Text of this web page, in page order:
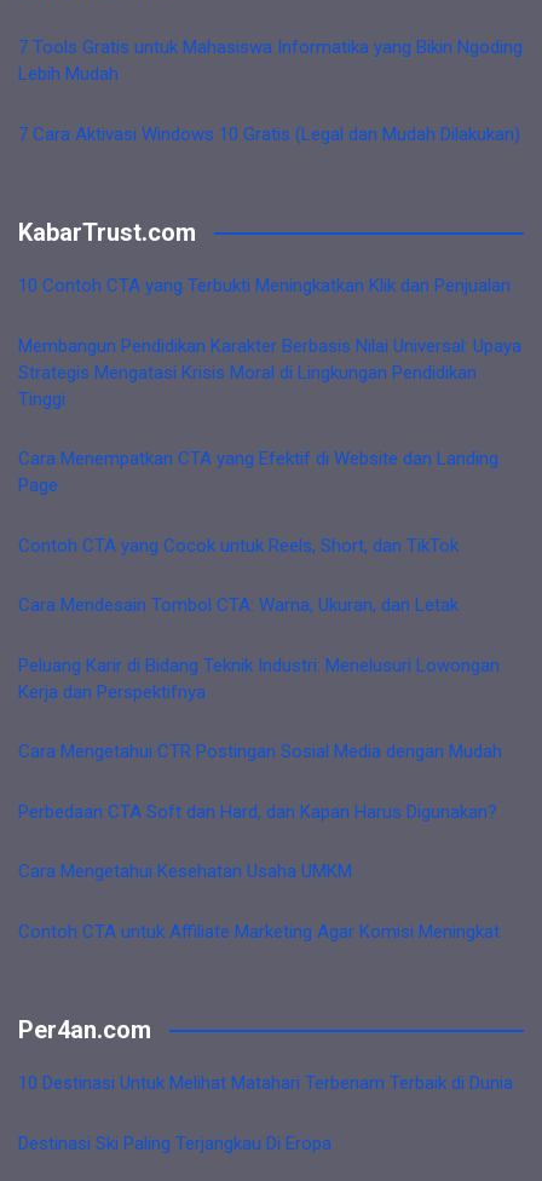
7 Tools Gratis untuk Mahasiswa Informatika yang Bikin Ngoding
Lebih Mudah
7 Cara Aktivasi Windows 10 Gratis (Legal dan Mudah Dilakukan)
KabarTrust.com
10 Contoh CTA yang Terbukti Meningkatkan Klik dan Penjualan
Membangun Pendidikan Karakter Berbasis Nilai Universal: Upaya
Strategis Mengatasi Krisis Moral di Lingkungan Pendidikan
Tinggi
Cara Menempatkan CTA yang Efektif di Website dan Landing
Page
Contoh CTA yang Cocok untuk Reels, Short, dan TikTok
Cara Mendesain Tombol CTA: Warna, Ukuran, dan Letak
Peluang Karir di Bidang Teknik Industri: Menelusuri Lowongan
Kerja dan Perspektifnya
Cara Mengetahui CTR Postingan Sosial Media dengan Mudah
Perbedaan CTA Soft dan Hard, dan Kapan Harus Digunakan?
Cara Mengetahui Kesehatan Usaha UMKM
Contoh CTA untuk Affiliate Marketing Agar Komisi Meningkat
Per4an.com
10 Destinasi Untuk Melihat Matahari Terbenam Terbaik di Dunia
Destinasi Ski Paling Terjangkau Di Eropa